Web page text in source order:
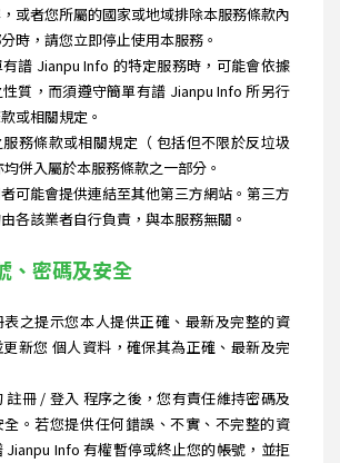
或者您所屬的國家或地域排除本服務條款內
時，請您立即停止使用本服務。
譜 Jianpu Info 的特定服務時，可能會依據
質，而須遵守簡單有譜 Jianpu Info 所另行
或相關規定。
務條款或相關規定（ 包括但不限於反垃圾
併入屬於本服務條款之一部分。
可能會提供連結至其他第三方網站。第三方
各該業者自行負責，與本服務無關。
、密碼及安全
之提示您本人提供正確、最新及完整的資
新您 個人資料，確保其為正確、最新及完
註冊 / 登入 程序之後，您有責任維持密碼及
全。若您提供任何錯誤、不實、不完整的資
Jianpu Info 有權暫停或終止您的帳號，並拒